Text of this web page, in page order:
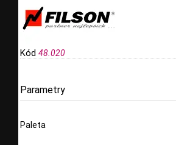
Kód 48.020
Parametry
Paleta